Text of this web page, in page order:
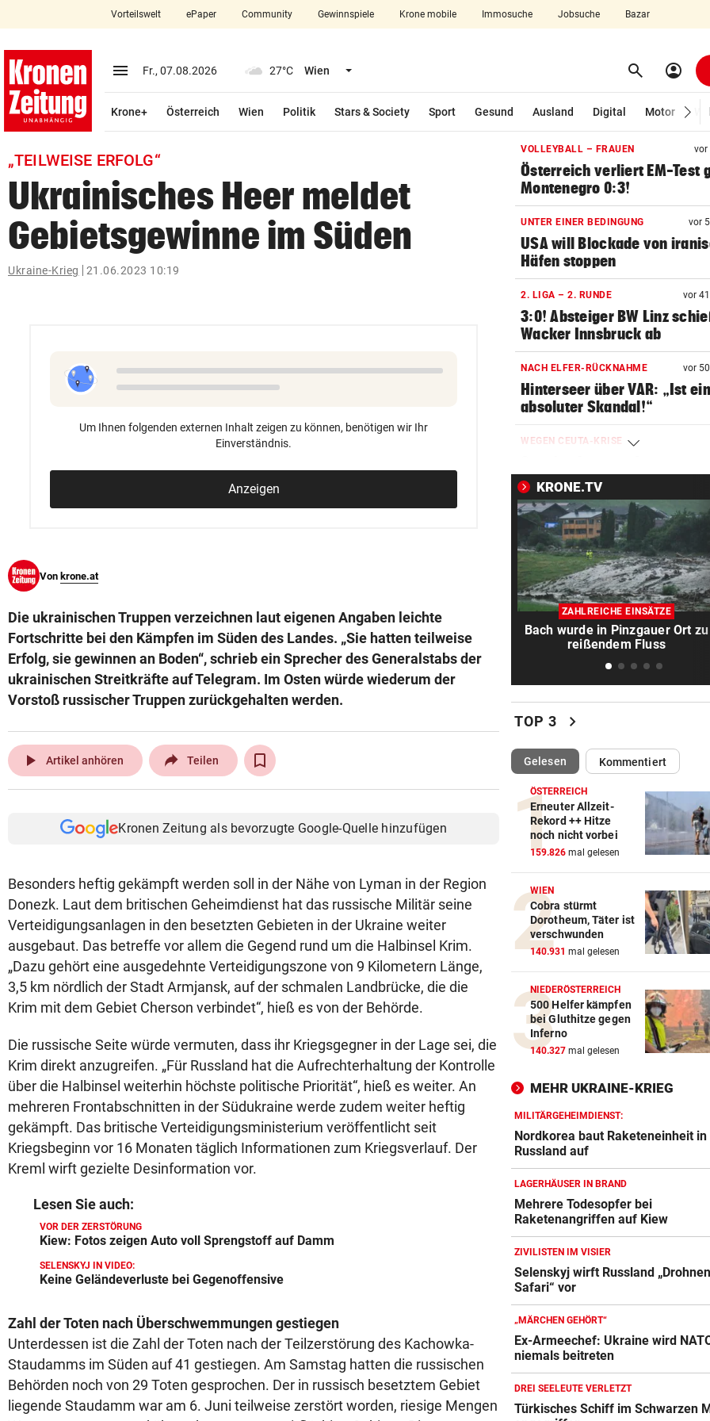
closeSchließen
account_circle Anmelden
arrow_right
pin_drop
bookmark
search
Suchbegriff
© Krone Multimedia GmbH & Co KG 2026
Muthgasse 2, 1190 Wien
Vorteilswelt ePaper Community Gewinnspiele Krone mobile Immosuche Jobsuche Bazar
menu Menü aufklappen
Fr., 07.08.2026 27°C Wien Menü aufklappen search Suchen
account_circle
Krone+ Österreich Wien Politik Stars & Society Sport Gesund Ausland Digital Motor
„TEILWEISE ERFOLG“
Ukrainisches Heer meldet
Gebietsgewinne im Süden
Ukraine-Krieg 21.06.2023 10:19
Um Ihnen folgenden externen Inhalt zeigen zu können, benötigen wir Ihr
Einverständnis.
Anzeigen
Von krone.at
Die ukrainischen Truppen verzeichnen laut eigenen Angaben leichte
Fortschritte bei den Kämpfen im Süden des Landes. „Sie hatten teilweise
Erfolg, sie gewinnen an Boden“, schrieb ein Sprecher des Generalstabs der
ukrainischen Streitkräfte auf Telegram. Im Osten würde wiederum der
Vorstoß russischer Truppen zurückgehalten werden.
play_arrow Artikel anhören Teilen
Kronen Zeitung als bevorzugte Google-Quelle hinzufügen
Besonders heftig gekämpft werden soll in der Nähe von Lyman in der Region
Donezk. Laut dem britischen Geheimdienst hat das russische Militär seine
Verteidigungsanlagen in den besetzten Gebieten in der Ukraine weiter
ausgebaut. Das betreffe vor allem die Gegend rund um die Halbinsel Krim.
„Dazu gehört eine ausgedehnte Verteidigungszone von 9 Kilometern Länge,
3,5 km nördlich der Stadt Armjansk, auf der schmalen Landbrücke, die die
Krim mit dem Gebiet Cherson verbindet“, hieß es von der Behörde.
Die russische Seite würde vermuten, dass ihr Kriegsgegner in der Lage sei, die
Krim direkt anzugreifen. „Für Russland hat die Aufrechterhaltung der Kontrolle
über die Halbinsel weiterhin höchste politische Priorität“, hieß es weiter. An
mehreren Frontabschnitten in der Südukraine werde zudem weiter heftig
gekämpft. Das britische Verteidigungsministerium veröffentlicht seit
Kriegsbeginn vor 16 Monaten täglich Informationen zum Kriegsverlauf. Der
Kreml wirft gezielte Desinformation vor.
Lesen Sie auch:
VOR DER ZERSTÖRUNG
Kiew: Fotos zeigen Auto voll Sprengstoff auf Damm
SELENSKYJ IN VIDEO:
Keine Geländeverluste bei Gegenoffensive
Zahl der Toten nach Überschwemmungen gestiegen
Unterdessen ist die Zahl der Toten nach der Teilzerstörung des Kachowka-
Staudamms im Süden auf 41 gestiegen. Am Samstag hatten die russischen
Behörden noch von 29 Toten gesprochen. Der in russisch besetztem Gebiet
liegende Staudamm war am 6. Juni teilweise zerstört worden, riesige Mengen
VOLLEYBALL – FRAUEN vor
Österreich verliert EM-Test
Montenegro 0:3!
UNTER EINER BEDINGUNG vor
USA will Blockade von
Häfen stoppen
2. LIGA – 2. RUNDE vor
3:0! Absteiger BW Linz
Wacker Innsbruck ab
NACH ELFER-RÜCKNAHME vor
Hinterseer über VAR: „Ist ein
absoluter Skandal!“
WEGEN CEUTA-KRISE
Grenzkontrollen für Italien
SONNTAG NOCH IM KASTEN
Klubs aus Holland und Italien
locken WAC-Goalie
BEI BARESI-ABSCHIED
Brasilien-Legende schockt
mit Mallet-Finger
Traktor-Unglück: Mutter
meldet sich zu Wort
Schutz vor Drohnen?
hat keinen Plan
LÄNDLE-KICKER SIEGEN
3:1 nach 0:1! Altach dreht
gegen WSG Tirol
Theater stellt
300.000 Euro auf
NACH WIEN AUF MYKONOS
Luxus am Meer! Sabalenka
gewährt private Einblicke
„IHR SEID DER HAMMER!“
Feuerwehr befreite Kalb aus
Hochgefühle dank Comeback
eines Kult-Sponsors
LIEFERING VERLIERT
Enttäuschende Zweitliga-
Rückkehr nach Grödig
Fehlstart komplett! Nächste
für St. Pölten
WANDERER AUSGEFLOGEN
Wieder Muren nach
Dramatik im Valser Tal
IN GREENSBORO
Straka verpasst bei PGA-
KRONE.TV
ZAHLREICHE EINSÄTZE
Bach wurde in Pinzgauer Ort zu
reißendem Fluss
TOP 3 chevron_right
Gelesen(ausgewählt)Kommentiert
ÖSTERREICH
Erneuter Allzeit-
Rekord ++ Hitze
noch nicht vorbei
159.826 mal gelesen
WIEN
Cobra stürmt
Dorotheum, Täter ist
verschwunden
140.931 mal gelesen
NIEDERÖSTERREICH
500 Helfer kämpfen
bei Gluthitze gegen
Inferno
140.327 mal gelesen
MEHR UKRAINE-KRIEG
MILITÄRGEHEIMDIENST:
Nordkorea baut Raketeneinheit in
Russland auf
LAGERHÄUSER IN BRAND
Mehrere Todesopfer bei
Raketenangriffen auf Kiew
ZIVILISTEN IM VISIER
Selenskyj wirft Russland
Safari“ vor
„MÄRCHEN GEHÖRT“
Ex-Armeechef: Ukraine wird
niemals beitreten
DREI SEELEUTE VERLETZT
Türkisches Schiff im Schwarzen